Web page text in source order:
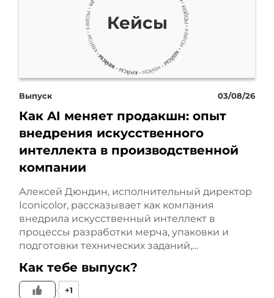
партнера-франчайзи.
Это история о том, как
многодетная мама,
решившаяся на
амбициозный шаг в
открытии детского
аквацентра в маленьком
подмосковном городе
Клин, преодолела все
мыслимые и немыслимые
трудности на пути к своей
Кейсы
Выпуск 03/08/26
Как AI меняет продакшн: опыт
внедрения искусственного
интеллекта в производственной
компании
Алексей Дюндин, исполнительный директор
Iconicolor, рассказывает как компания
внедрила искусственный интеллект в
процессы разработки мерча, упаковки и
подготовки технических заданий,…
Как тебе выпуск?
+1